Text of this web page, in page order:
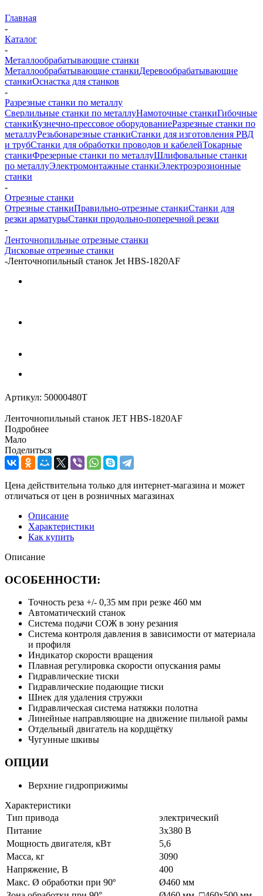
Главная
-
Каталог
-
Металлообрабатывающие станки
Металлообрабатывающие станкиДеревообрабатывающие
станкиОснастка для станков
-
Разрезные станки по металлу
Сверлильные станки по металлуНамоточные станкиГибочные
станкиКузнечно-прессовое оборудованиеРазрезные станки по
металлуРезьбонарезные станкиСтанки для изготовления РВД
и трубСтанки для обработки проводов и кабелейТокарные
станкиФрезерные станки по металлуШлифовальные станки
по металлуЭлектромонтажные станкиЭлектроэрозионные
станки
-
Отрезные станки
Отрезные станкиПравильно-отрезные станкиСтанки для
резки арматурыСтанки продольно-поперечной резки
-
Ленточнопильные отрезные станки
Дисковые отрезные станки
-Ленточнопильный станок Jet HBS-1820AF
Артикул: 50000480T
Ленточнопильный станок JET HBS-1820AF
Подробнее
Мало
Поделиться
Цена действительна только для интернет-магазина и может
отличаться от цен в розничных магазинах
Описание
Характеристики
Как купить
Описание
ОСОБЕННОСТИ:
Точность реза +/- 0,35 мм при резке 460 мм
Автоматический станок
Система подачи СОЖ в зону резания
Система контроля давления в зависимости от материала
и профиля
Индикатор скорости вращения
Плавная регулировка скорости опускания рамы
Гидравлические тиски
Гидравлические подающие тиски
Шнек для удаления стружки
Гидравлическая система натяжки полотна
Линейные направляющие на движение пильной рамы
Отдельный двигатель на кордщётку
Чугунные шкивы
ОПЦИИ
Верхние гидроприжимы
Характеристики
Тип привода
электрический
Питание
3х380 В
Мощность двигателя, кВт
5,6
Масса, кг
3090
Напряжение, В
400
Макс. Ø обработки при 90º
Ø460 мм